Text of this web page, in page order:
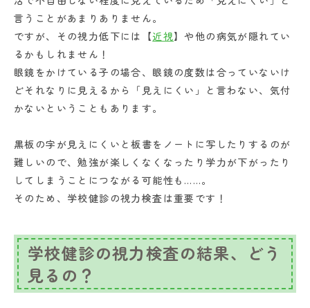
言うことがあまりありません。
ですが、その視力低下には【近視】や他の病気が隠れてい
るかもしれません！
眼鏡をかけている子の場合、眼鏡の度数は合っていないけ
どそれなりに見えるから「見えにくい」と言わない、気付
かないということもあります。
黒板の字が見えにくいと板書をノートに写したりするのが
難しいので、勉強が楽しくなくなったり学力が下がったり
してしまうことにつながる可能性も……。
そのため、学校健診の視力検査は重要です！
学校健診の視力検査の結果、どう
見るの？